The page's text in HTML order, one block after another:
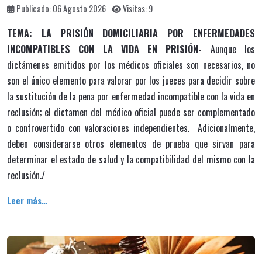
Publicado: 06 Agosto 2026
Visitas: 9
TEMA: LA PRISIÓN DOMICILIARIA POR ENFERMEDADES
INCOMPATIBLES CON LA VIDA EN PRISIÓN- Aunque los
dictámenes emitidos por los médicos oficiales son necesarios, no
son el único elemento para valorar por los jueces para decidir sobre
la sustitución de la pena por enfermedad incompatible con la vida en
reclusión; el dictamen del médico oficial puede ser complementado
o controvertido con valoraciones independientes. Adicionalmente,
deben considerarse otros elementos de prueba que sirvan para
determinar el estado de salud y la compatibilidad del mismo con la
reclusión./
Leer más…